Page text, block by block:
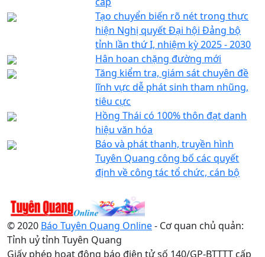
Tạo chuyển biến rõ nét trong thực
hiện Nghị quyết Đại hội Đảng bộ
tỉnh lần thứ I, nhiệm kỳ 2025 - 2030
Hân hoan chặng đường mới
Tăng kiểm tra, giám sát chuyên đề
lĩnh vực dễ phát sinh tham nhũng,
tiêu cực
Hồng Thái có 100% thôn đạt danh
hiệu văn hóa
Báo và phát thanh, truyền hình
Tuyên Quang công bố các quyết
định về công tác tổ chức, cán bộ
© 2020 Báo Tuyên Quang Online- Cơ quan chủ quản:
Tỉnh uỷ tỉnh Tuyên Quang
Giấy phép hoạt động báo điện tử số 140/GP-BTTTT cấp